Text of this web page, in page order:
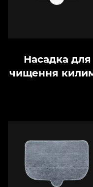
Насадка для
чищення